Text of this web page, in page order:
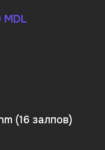
MDL
(16 залпов)